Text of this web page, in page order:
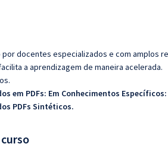
docentes especializados e com amplos
a aprendizagem de maneira acelerada.
em PDFs: Em Conhecimentos Específicos:
PDFs Sintéticos.